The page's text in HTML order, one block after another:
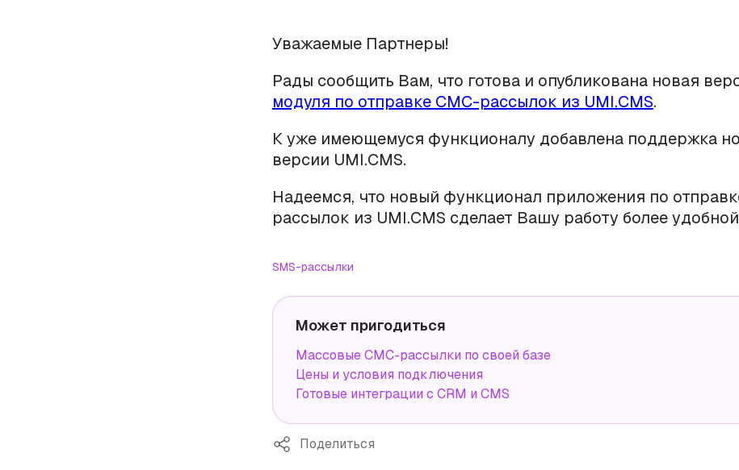
Уважаемые Партнеры!
Рады сообщить Вам, что готова и опубликована новая
модуля по отправке СМС-рассылок из UMI.CMS.
К уже имеющемуся функционалу добавлена поддержка
версии UMI.CMS.
Надеемся, что новый функционал приложения по
рассылок из UMI.CMS сделает Вашу работу более
SMS-рассылки
Может пригодиться
Массовые СМС-рассылки по своей базе
Цены и условия подключения
Готовые интеграции с CRM и CMS
Поделиться